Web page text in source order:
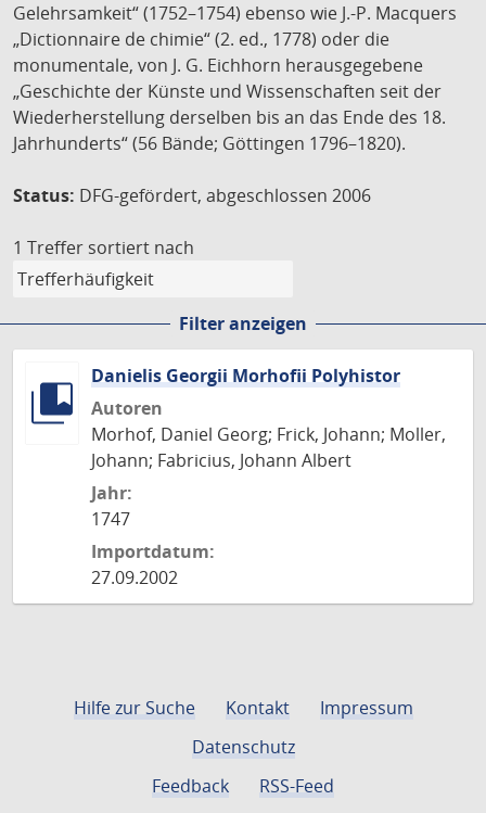
Gelehrsamkeit“ (1752–1754) ebenso wie J.-P. Macquers
„Dictionnaire de chimie“ (2. ed., 1778) oder die
monumentale, von J. G. Eichhorn herausgegebene
„Geschichte der Künste und Wissenschaften seit der
Wiederherstellung derselben bis an das Ende des 18.
Jahrhunderts“ (56 Bände; Göttingen 1796–1820).
Status: DFG-gefördert, abgeschlossen 2006
1 Treffer sortiert nach
Filter anzeigen
Danielis Georgii Morhofii Polyhistor
Autoren
Morhof, Daniel Georg; Frick, Johann; Moller,
Johann; Fabricius, Johann Albert
Jahr:
1747
Importdatum:
27.09.2002
Hilfe zur Suche Kontakt
Impressum
Datenschutz
Feedback
RSS-Feed